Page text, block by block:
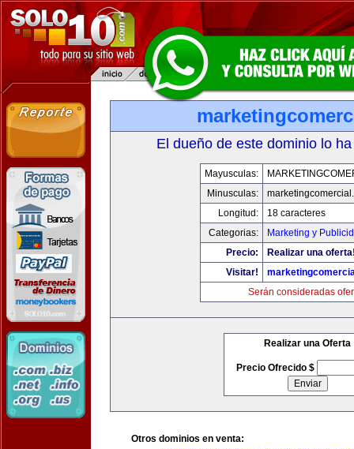
El dueño de este dominio lo
Mayusculas:
Minusculas:
Longitud:
18 caracteres
Categorias:
Marketing y
Precio:
Realizar una
Visitar!
Serán consideradas
Realizar una Oferta
Precio Ofrecido $
Otros dominios en venta: